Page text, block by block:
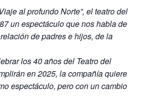
al profundo Norte”, el teatro del
un espectáculo que nos habla de
de padres e hijos, de la
los 40 años del Teatro del
en 2025, la compañía quiere
espectáculo, pero con un cambio